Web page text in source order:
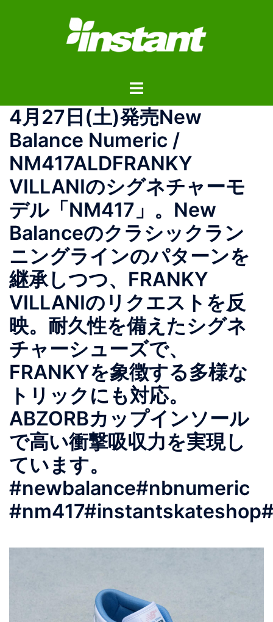
ス
ト
ル
ニ
ュ
ー
4月27日(土)発売New
Balance Numeric /
NM417ALDFRANKY
VILLANIのシグネチャーモ
デル「NM417」。New
Balanceのクラシックラン
ニングラインのパターンを
継承しつつ、FRANKY
VILLANIのリクエストを反
映。耐久性を備えたシグネ
チャーシューズで、
FRANKYを象徴する多様な
トリックにも対応。
ABZORBカップインソール
で高い衝撃吸収力を実現し
ています。
#newbalance#nbnumeric